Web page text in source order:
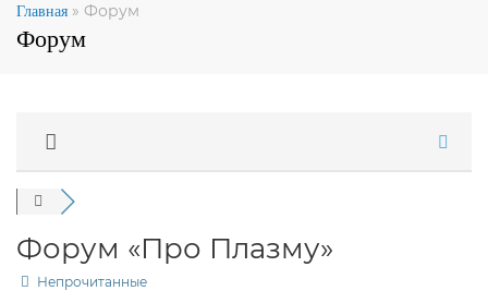
Главная » Форум
Форум
Форум «Про Плазму»
Непрочитанные